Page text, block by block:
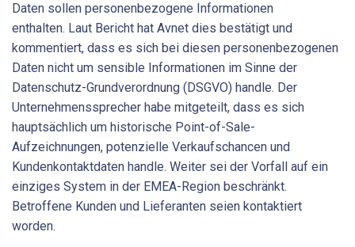
Daten sollen personenbezogene Informationen
enthalten. Laut Bericht hat Avnet dies bestätigt und
kommentiert, dass es sich bei diesen personenbezogenen
Daten nicht um sensible Informationen im Sinne der
Datenschutz-Grundverordnung (DSGVO) handle. Der
Unternehmenssprecher habe mitgeteilt, dass es sich
hauptsächlich um historische Point-of-Sale-
Aufzeichnungen, potenzielle Verkaufschancen und
Kundenkontaktdaten handle. Weiter sei der Vorfall auf ein
einziges System in der EMEA-Region beschränkt.
Betroffene Kunden und Lieferanten seien kontaktiert
worden.